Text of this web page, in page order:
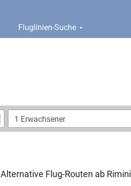
Fluglinien-Suche
Alternative Flug-Routen ab Rimini